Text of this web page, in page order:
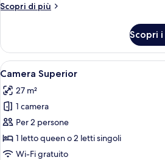
matrimoniale
2
letti
singoli
(Urban
Room)
Scopri di più
Altri
Standard
con
letto
matrimoniale
o
2
singoli
(Urban
Room)
Scopri
Apri
tutte
le
foto
per
Camera
Superior
6
Camera Superior
27 m²
1 camera
Per 2 persone
1 letto queen o 2 letti singoli
Wi-Fi gratuito